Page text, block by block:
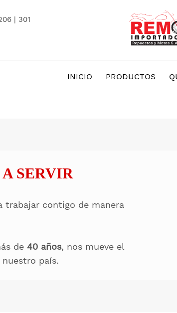
| 301
INICIO PRODUCTOS
SERVIR
trabajar contigo de manera
de 40 años, nos mueve el
país.